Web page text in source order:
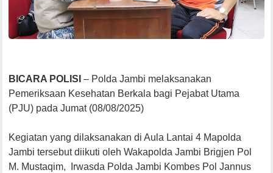
BICARA POLISI – Polda Jambi melaksanakan
Pemeriksaan Kesehatan Berkala bagi Pejabat Utama
(PJU) pada Jumat (08/08/2025)
Kegiatan yang dilaksanakan di Aula Lantai 4 Mapolda
Jambi tersebut diikuti oleh Wakapolda Jambi Brigjen Pol
M. Mustaqim, Irwasda Polda Jambi Kombes Pol Jannus